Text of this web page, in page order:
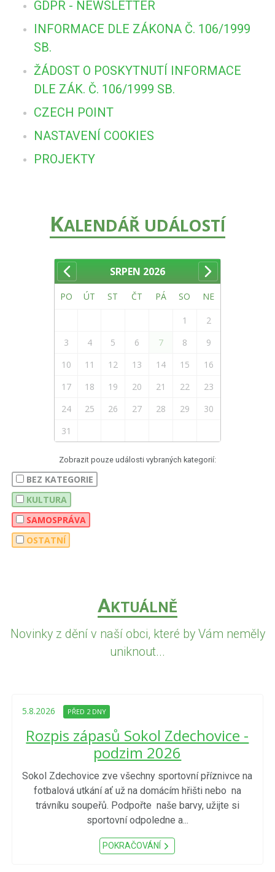
GDPR - NEWSLETTER
INFORMACE DLE ZÁKONA Č. 106/1999
SB.
ŽÁDOST O POSKYTNUTÍ INFORMACE
DLE ZÁK. Č. 106/1999 SB.
CZECH POINT
NASTAVENÍ COOKIES
PROJEKTY
KALENDÁŘ UDÁLOSTÍ
SRPEN 2026
PO ÚT ST ČT PÁ SO NE
1
2
3
4 5 6 7 8
9
10
11 12 13 14 15
16
17
18 19 20 21 22
23
24
25 26 27 28 29
30
31
Zobrazit pouze události vybraných kategorií:
BEZ KATEGORIE
KULTURA
SAMOSPRÁVA
OSTATNÍ
AKTUÁLNĚ
Novinky z dění v naší obci, které by Vám neměly
uniknout...
5.8.2026 PŘED 2 DNY
Rozpis zápasů Sokol Zdechovice -
podzim 2026
Sokol Zdechovice zve všechny sportovní příznivce na
fotbalová utkání ať už na domácím hřišti nebo na
trávníku soupeřů. Podpořte naše barvy, užijte si
sportovní odpoledne a...
POKRAČOVÁNÍ